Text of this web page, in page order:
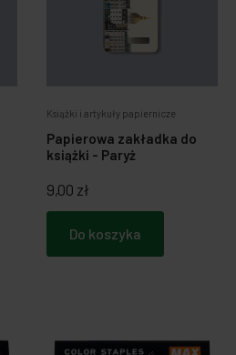
Książki i artykuły papiernicze
Papierowa zakładka do
książki - Paryż
9,00 zł
Do koszyka